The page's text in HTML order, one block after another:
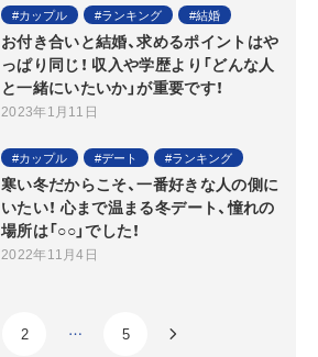
カップル ランキング 結婚
お付き合いと結婚、求めるポイントはや
っぱり同じ！ 収入や学歴より「どんな人
と一緒にいたいか」が重要です！
2023年1月11日
カップル デート ランキング
寒い冬だからこそ、一番好きな人の側に
いたい！ 心まで温まる冬デート、憧れの
場所は「○○」でした！
2022年11月4日
2 … 5